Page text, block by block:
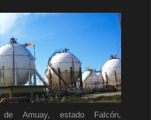
de Amuay, estado Falcón,